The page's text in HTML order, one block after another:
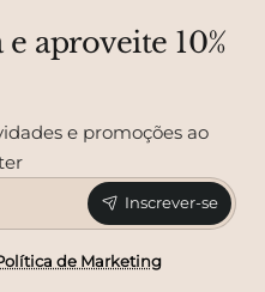
aproveite 10%
e promoções ao
Inscrever-se
de Marketing